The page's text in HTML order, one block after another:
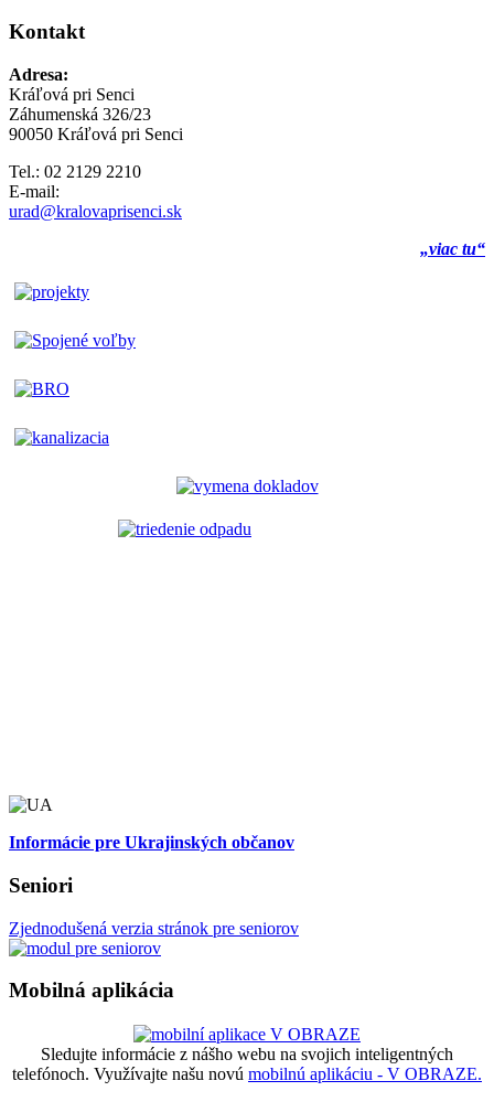
Kontakt
Adresa:
Kráľová pri Senci
Záhumenská 326/23
90050 Kráľová pri Senci
Tel.: 02 2129 2210
E-mail:
urad@kralovaprisenci.sk
„viac tu“
Informácie pre Ukrajinských občanov
Seniori
Zjednodušená verzia stránok pre seniorov
Mobilná aplikácia
Sledujte informácie z nášho webu na svojich inteligentných
telefónoch. Využívajte našu novú mobilnú aplikáciu - V OBRAZE.